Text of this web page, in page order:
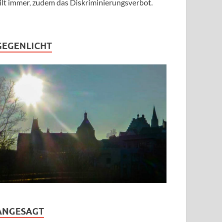
immer, zudem das Diskriminierungsverbot.